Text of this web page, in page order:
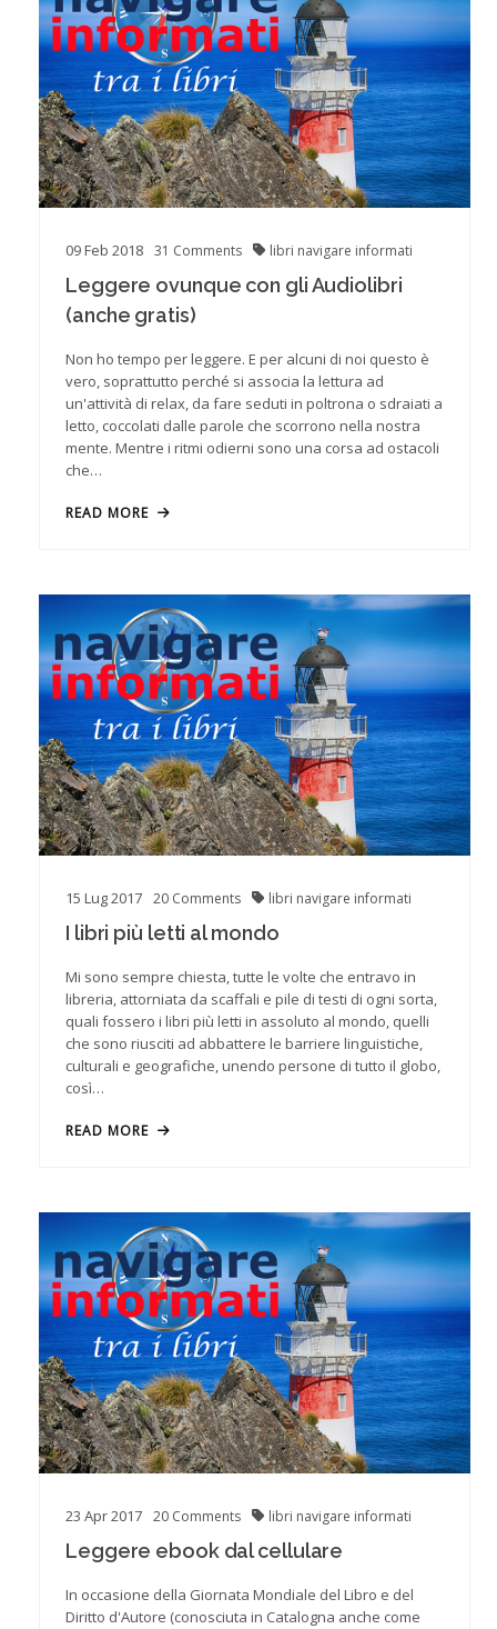
09Feb 2018 31 Comments libri navigare informati
Leggere ovunque con gli Audiolibri
(anche gratis)
Non ho tempo per leggere. E per alcuni di noi questo è
vero, soprattutto perché si associa la lettura ad
un'attività di relax, da fare seduti in poltrona o sdraiati a
letto, coccolati dalle parole che scorrono nella nostra
mente. Mentre i ritmi odierni sono una corsa ad ostacoli
che…
READ MORE
15 Lug2017 20 Comments libri navigare informati
I libri più letti al mondo
Mi sono sempre chiesta, tutte le volte che entravo in
libreria, attorniata da scaffali e pile di testi di ogni sorta,
quali fossero i libri più letti in assoluto al mondo, quelli
che sono riusciti ad abbattere le barriere linguistiche,
culturali e geografiche, unendo persone di tutto il globo,
così…
READ MORE
23 Apr2017 20 Comments libri navigare informati
Leggere ebook dal cellulare
In occasione della Giornata Mondiale del Libro e del
Diritto d'Autore (conosciuta in Catalogna anche come